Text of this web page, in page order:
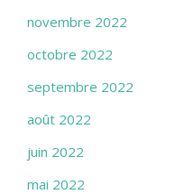
novembre 2022
octobre 2022
septembre 2022
août 2022
juin 2022
mai 2022